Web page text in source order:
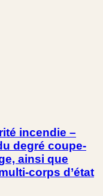
incendie –
degré coupe-
ainsi que
corps d’état